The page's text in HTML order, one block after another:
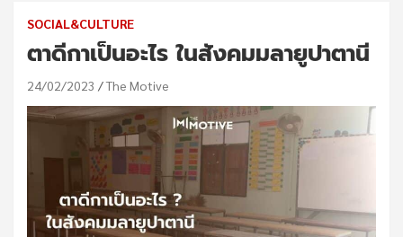
SOCIAL&CULTURE
ตาดีกาเป็นอะไร ในสังคมมลายูปาตานี
24/02/2023 The Motive